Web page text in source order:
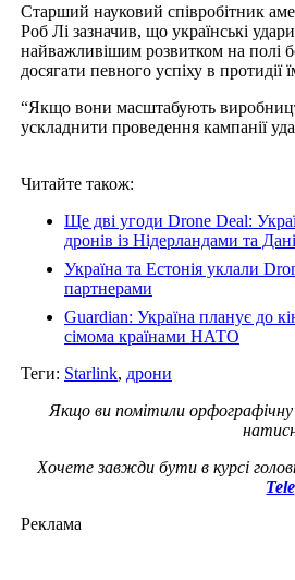
Старший науковий співробітник
Роб Лі зазначив, що українські
найважливішим розвитком на полі
досягати певного успіху в протидії
“Якщо вони масштабують
ускладнити проведення кампанії
Читайте також:
Ще дві угоди Drone Deal:
дронів із Нідерландами та
Україна та Естонія уклали
партнерами
Guardian: Україна планує до
сімома країнами НАТО
Теги: Starlink, дрони
Якщо ви помітили
Хочете завжди бути в курсі
Реклама